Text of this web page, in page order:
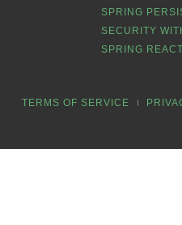
SPRING
SECURITY
SPRING
TERMS OF SERVICE